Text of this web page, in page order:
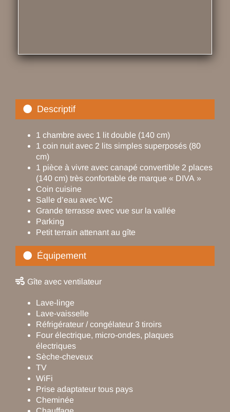
Descriptif
1 chambre avec 1 lit double (140 cm)
1 coin nuit avec 2 lits simples superposés (80
cm)
1 pièce à vivre avec canapé convertible 2 places
(140 cm) très confortable de marque « DIVA »
Coin cuisine
Salle d’eau avec WC
Grande terrasse avec vue sur la vallée
Parking
Petit terrain attenant au gîte
Équipement
Gîte avec ventilateur
Lave-linge
Lave-vaisselle
Réfrigérateur / congélateur 3 tiroirs
Four électrique, micro-ondes, plaques
électriques
Sèche-cheveux
TV
WiFi
Prise adaptateur tous pays
Cheminée